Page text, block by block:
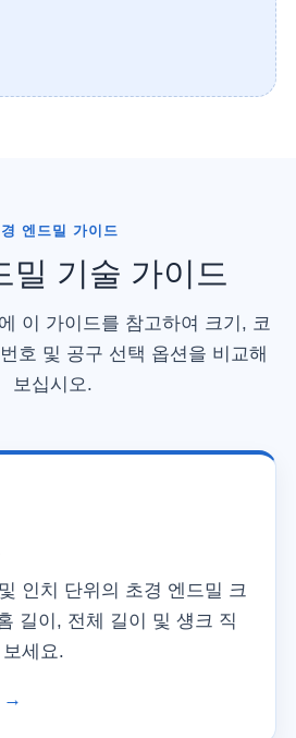
엔드밀 가이드
밀 기술 가이드
이 가이드를 참고하여 크기, 코
호 및 공구 선택 옵션을 비교해
보십시오.
인치 단위의 초경 엔드밀 크
길이, 전체 길이 및 섕크 직
세요.
→